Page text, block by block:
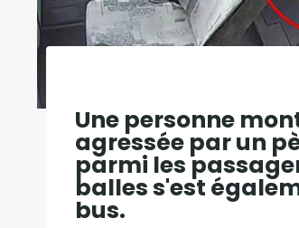
Une personne
agressée par un
parmi les
balles s'est
bus.